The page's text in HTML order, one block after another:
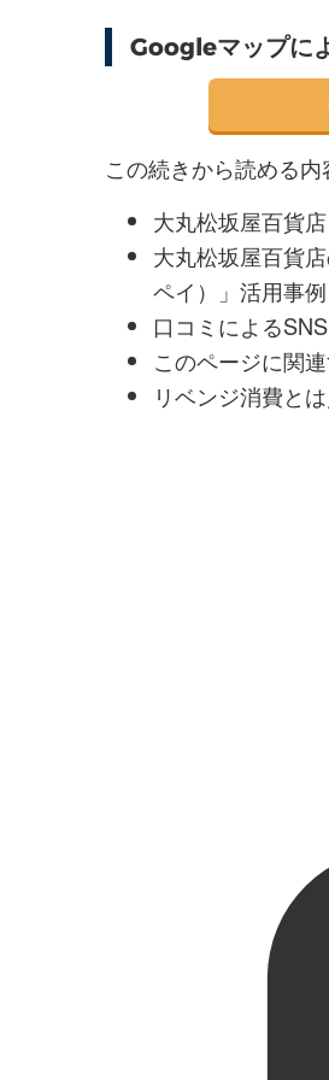
Googleマップに
この続きから読める内
大丸松坂屋百貨
大丸松坂屋百貨
ペイ）」活用事
口コミによる
このページに関
リベンジ消費と